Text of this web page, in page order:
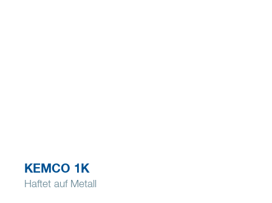
KEMCO 1K
Haftet auf Metall